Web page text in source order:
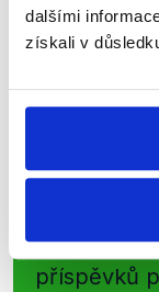
dalšími
získali v
Nenechte
z
příspěvků